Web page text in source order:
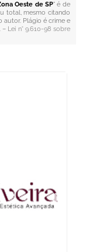
Oeste de SP" é de
total, mesmo citando
autor. Plágio é crime e
– Lei n° 9.610-98 sobre